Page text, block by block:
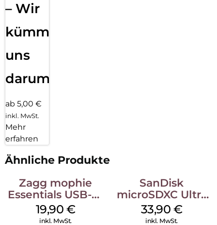
– Wir
kümmern
uns
darum!
ab 5,00 €
inkl. MwSt.
Mehr
erfahren
Ähnliche Produkte
Zagg mophie
Essentials USB-C-
20W Charger PD
Weiß
19,90 €
inkl. MwSt.
SanDisk
microSDXC Ultra
128 GB + Adapter
Mobile
33,90 €
inkl. MwSt.